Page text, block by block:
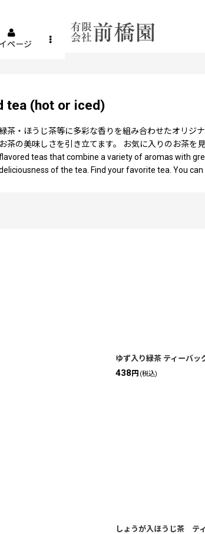
ページ
tea (hot or iced)
茶・ほうじ茶等に多彩な香りを組み合わせたオリジ
お茶の美味しさを引き立てます。 お気に入りのお茶を
teas that combine a variety of aromas with
of the tea. Find your favorite tea. You can
ゆず入り緑茶 ティー
438円 (税込)
しょうが入ほうじ茶